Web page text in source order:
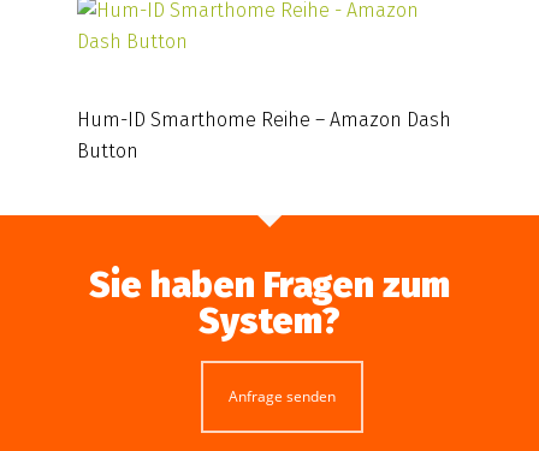
Hum-ID Smarthome Reihe – Amazon Dash
Button
Sie haben Fragen zum
System?
Anfrage senden